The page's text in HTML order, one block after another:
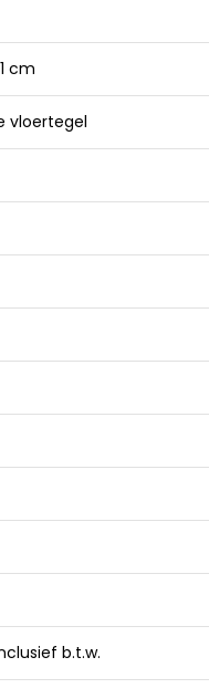
cm
vloertegel
b.t.w.